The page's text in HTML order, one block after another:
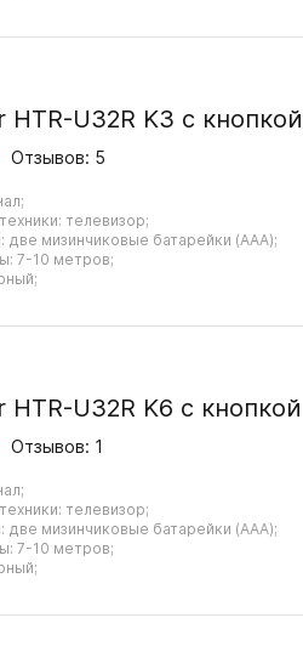
HTR-U32R K3 с
Отзывов: 5
телевизор;
две мизинчиковые батарейки (AAA);
7-10 метров;
HTR-U32R K6 с
Отзывов: 1
телевизор;
две мизинчиковые батарейки (AAA);
7-10 метров;